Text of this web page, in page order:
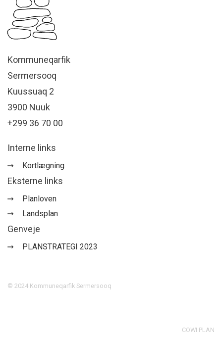
Kommuneqarfik
Sermersooq
Kuussuaq 2
3900 Nuuk
+299 36 70 00
Interne links
Kortlægning
Eksterne links
Planloven
Landsplan
Genveje
PLANSTRATEGI 2023
© 2024 Kommuneqarfik Sermersooq
COWI PLAN